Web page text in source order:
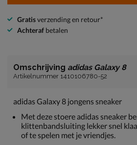
Gratisverzending en retour*
Achteraf betalen
Omschrijving adidas Galaxy 8
Artikelnummer 1410106780-52
adidas Galaxy 8 jongens sneaker
Met deze stoere adidas sneaker
klittenbandsluiting lekker snel
of te spelen met je vriendjes.